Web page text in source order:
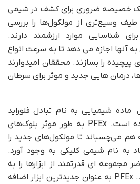
یک خصیصه ضروری برای کشف در شیمی
وسیع‌تری از مولکول‌ها را بررسی
شناسایی موارد ارزشمند دارند.
آنها اجازه می دهد تا به سرعت انواع
پیچیده را بسازند. محققان امیدوارند
درمان هایی جدید و موثر برای سرطان
ماده شیمیایی به نام تبادل فلوراید
فسفر یا PFEx ایجاد کرده است. PFEx به طور موثر بلوک‌های
هم می‌چسباند تا مولکول‌های جدید را
به نام شیمی کلیکی به وجود آورد.
ای قدرتمند از ابزارها را به
شیمیدانان ارائه می دهد. PFEx به عنوان جدیدترین ابزار اضافه